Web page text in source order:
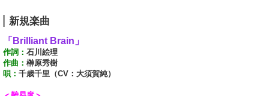
新規楽曲
「Brilliant Brain」
作詞： 石川絵理
作曲： 榊原秀樹
唄： 千歳千里（CV：大須賀純）